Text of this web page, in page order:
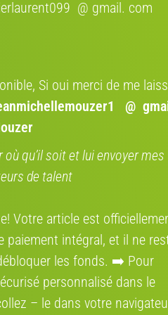
de
leur
Où se situe le vélo
Itinéraire:
Annonces qui
@ gmail. com
Si oui merci de me
@
qu’il soit et lui envoyer mes
de talent
Votre article est
paiement intégral, et il ne
les fonds. ➡️ Pour
personnalisé dans le
– le dans votre